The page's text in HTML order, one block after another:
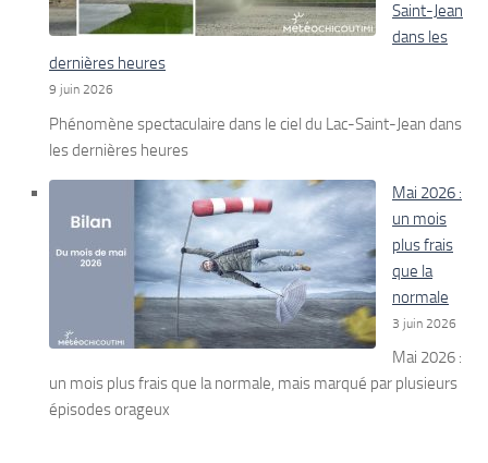
Saint-Jean
dans les
dernières heures
9 juin 2026
Phénomène spectaculaire dans le ciel du Lac-Saint-Jean dans
les dernières heures
Mai 2026 :
un mois
plus frais
que la
normale
3 juin 2026
Mai 2026 :
un mois plus frais que la normale, mais marqué par plusieurs
épisodes orageux